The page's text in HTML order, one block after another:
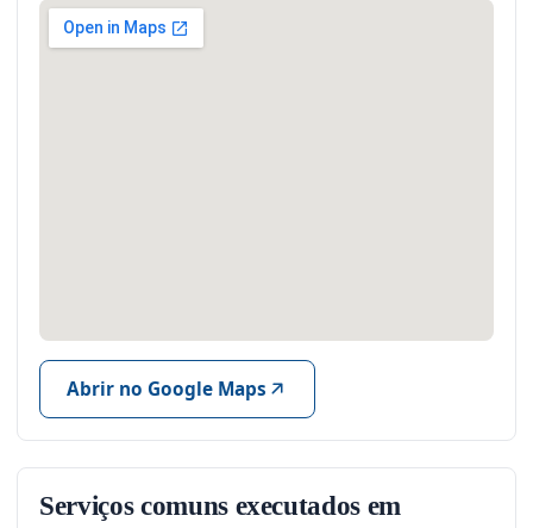
Abrir no Google Maps
Serviços comuns executados em